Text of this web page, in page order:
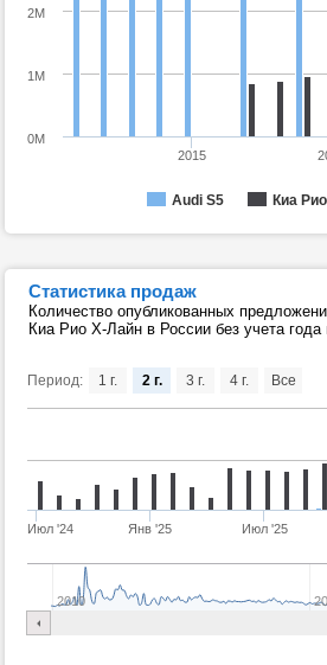
Audi S5 Киа
2015
0M
1M
2M
Статистика продаж
Количество опубликованных
Киа Рио Х-Лайн в России без учета года
Период:
Июл '24 Янв '25 Июл '25
2010
1 г. 2 г. 3 г. 4 г. Все